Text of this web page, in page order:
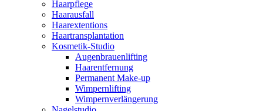
Haarpflege
Haarausfall
Haarextentions
Haartransplantation
Kosmetik-Studio
Augenbrauenlifting
Haarentfernung
Permanent Make-up
Wimpernlifting
Wimpernverlängerung